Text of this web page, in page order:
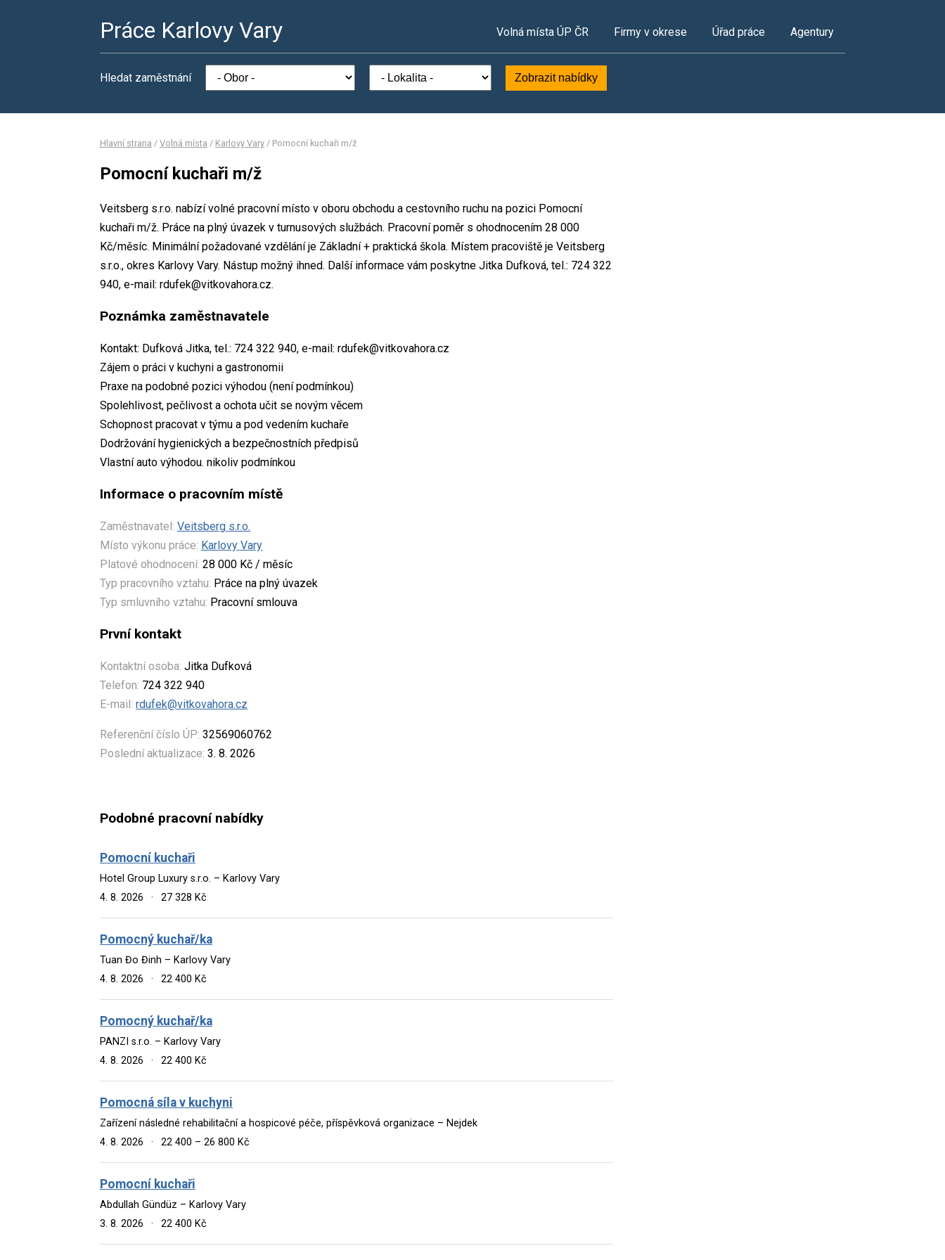
Práce Karlovy Vary Volná místa ÚP ČR Firmy v okrese Úřad práce Agentury
Hledat zaměstnání Zobrazit nabídky
Hlavní strana / Volná místa / Karlovy Vary / Pomocní kuchaři m/ž
Pomocní kuchaři m/ž
Veitsberg s.r.o. nabízí volné pracovní místo v oboru obchodu a cestovního ruchu na pozici Pomocní
kuchaři m/ž. Práce na plný úvazek v turnusových službách. Pracovní poměr s ohodnocením 28 000
Kč/měsíc. Minimální požadované vzdělání je Základní + praktická škola. Místem pracoviště je Veitsberg
s.r.o., okres Karlovy Vary. Nástup možný ihned. Další informace vám poskytne Jitka Dufková, tel.: 724 322
940, e-mail: rdufek@vitkovahora.cz.
Poznámka zaměstnavatele
Kontakt: Dufková Jitka, tel.: 724 322 940, e-mail: rdufek@vitkovahora.cz
Zájem o práci v kuchyni a gastronomii
Praxe na podobné pozici výhodou (není podmínkou)
Spolehlivost, pečlivost a ochota učit se novým věcem
Schopnost pracovat v týmu a pod vedením kuchaře
Dodržování hygienických a bezpečnostních předpisů
Vlastní auto výhodou. nikoliv podmínkou
Informace o pracovním místě
Zaměstnavatel: Veitsberg s.r.o.
Místo výkonu práce: Karlovy Vary
Platové ohodnocení: 28 000 Kč / měsíc
Typ pracovního vztahu: Práce na plný úvazek
Typ smluvního vztahu: Pracovní smlouva
První kontakt
Kontaktní osoba: Jitka Dufková
Telefon: 724 322 940
E-mail: rdufek@vitkovahora.cz
Referenční číslo ÚP: 32569060762
Poslední aktualizace: 3. 8. 2026
Podobné pracovní nabídky
Pomocní kuchaři
Hotel Group Luxury s.r.o. – Karlovy Vary
4. 8. 2026
· 27 328 Kč
Pomocný kuchař/ka
Tuan Đo Đinh – Karlovy Vary
4. 8. 2026
· 22 400 Kč
Pomocný kuchař/ka
PANZI s.r.o. – Karlovy Vary
4. 8. 2026
· 22 400 Kč
Pomocná síla v kuchyni
Zařízení následné rehabilitační a hospicové péče, příspěvková organizace – Nejdek
4. 8. 2026
· 22 400 – 26 800 Kč
Pomocní kuchaři
Abdullah Gündüz – Karlovy Vary
3. 8. 2026
· 22 400 Kč